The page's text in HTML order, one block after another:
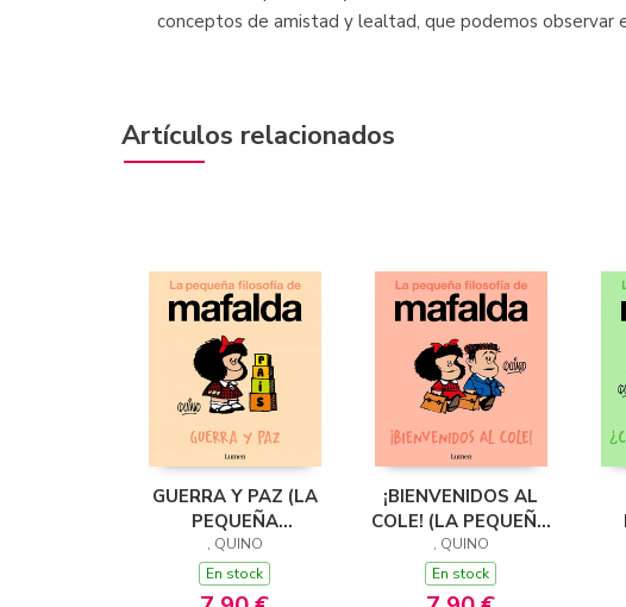
conceptos de amistad y lealtad, que podemos observar
Artículos relacionados
GUERRA Y PAZ (LA
PEQUEÑA
FILOSOFÍA DE
MAFALDA)
, QUINO
En stock
¡BIENVENIDOS AL
COLE! (LA PEQUEÑA
FILOSOFÍA DE
MAFALDA)
, QUINO
En stock